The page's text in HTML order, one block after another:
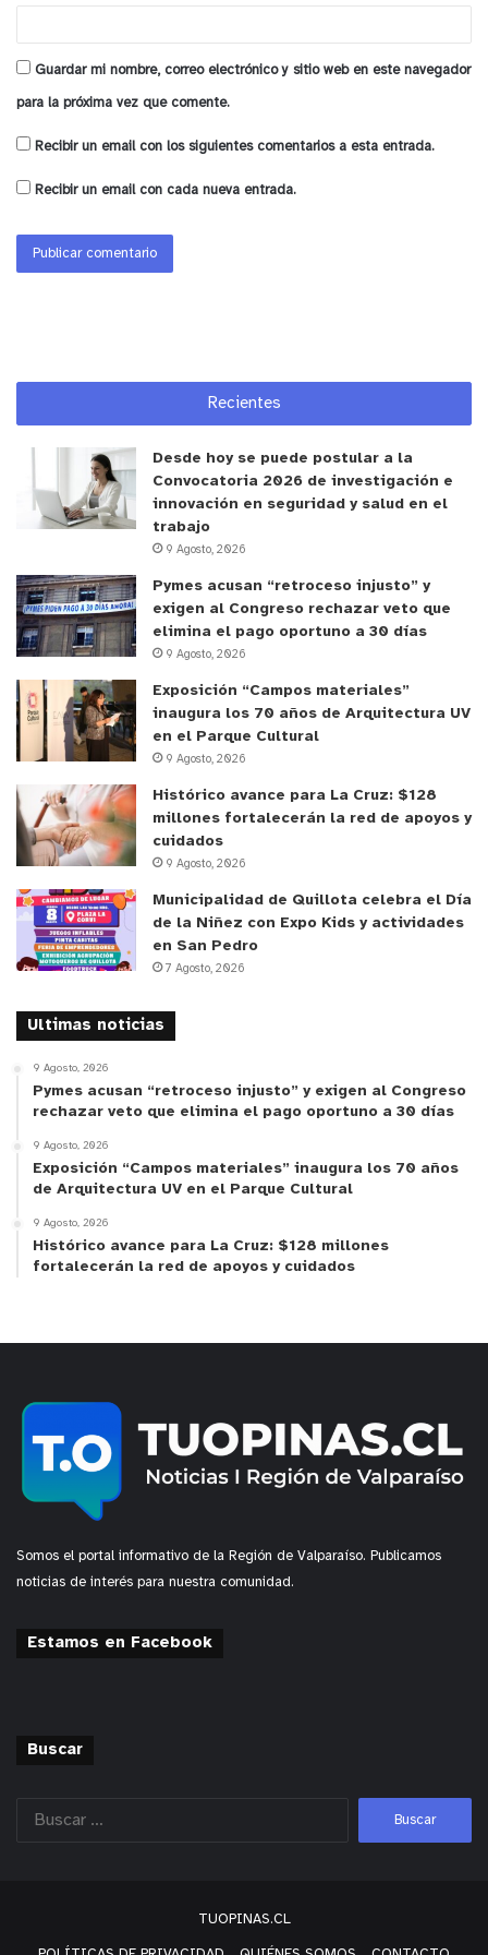
Plaza de Los Ceibos para renovarle la cara a este
sector, además que junto con comerciantes del
sector la Municipalidad seguirá trabajando
muchos proyectos de intervención a la Plaza de
inseguridad disminuyan, y ese es compromiso que
hemos tomado con la Cámara de Comercio
anteriormente, pero ahora con los locatarios que
estaban representando al resto de sus colegas, y
eso lo quiero destacar mucho, se ha notado
efectivamente esa disposición, se ha notado que
estamos armando un programa de prevención y
control en conjunto con los vecinos y vecinas del
sector y yo creo que eso por sobre todo va arrojar
alcalde Oscar Calderón.
Guardar mi nombre, correo electrónico y sitio web en este navegador
para la próxima vez que comente.
Recibir un email con los siguientes comentarios a esta entrada.
Recibir un email con cada nueva entrada.
Recientes
Desde hoy se puede postular a la
Convocatoria 2026 de investigación e
innovación en seguridad y salud en el
trabajo
9 Agosto, 2026
Pymes acusan “retroceso injusto” y
exigen al Congreso rechazar veto que
elimina el pago oportuno a 30 días
9 Agosto, 2026
Exposición “Campos materiales”
inaugura los 70 años de Arquitectura UV
en el Parque Cultural
9 Agosto, 2026
Histórico avance para La Cruz: $128
millones fortalecerán la red de apoyos y
cuidados
9 Agosto, 2026
Municipalidad de Quillota celebra el Día
de la Niñez con Expo Kids y actividades
en San Pedro
7 Agosto, 2026
Ultimas noticias
9 Agosto, 2026
Pymes acusan “retroceso injusto” y exigen al Congreso
rechazar veto que elimina el pago oportuno a 30 días
9 Agosto, 2026
Exposición “Campos materiales” inaugura los 70 años
de Arquitectura UV en el Parque Cultural
9 Agosto, 2026
Histórico avance para La Cruz: $128 millones
fortalecerán la red de apoyos y cuidados
Somos el portal informativo de la Región de Valparaíso. Publicamos
noticias de interés para nuestra comunidad.
Estamos en Facebook
Buscar
TUOPINAS.CL